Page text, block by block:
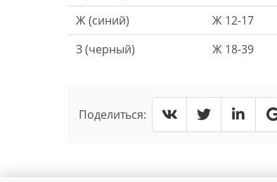
Ж (синий)
Ж 12-17
З (черный)
Ж 18-39
Поделиться: